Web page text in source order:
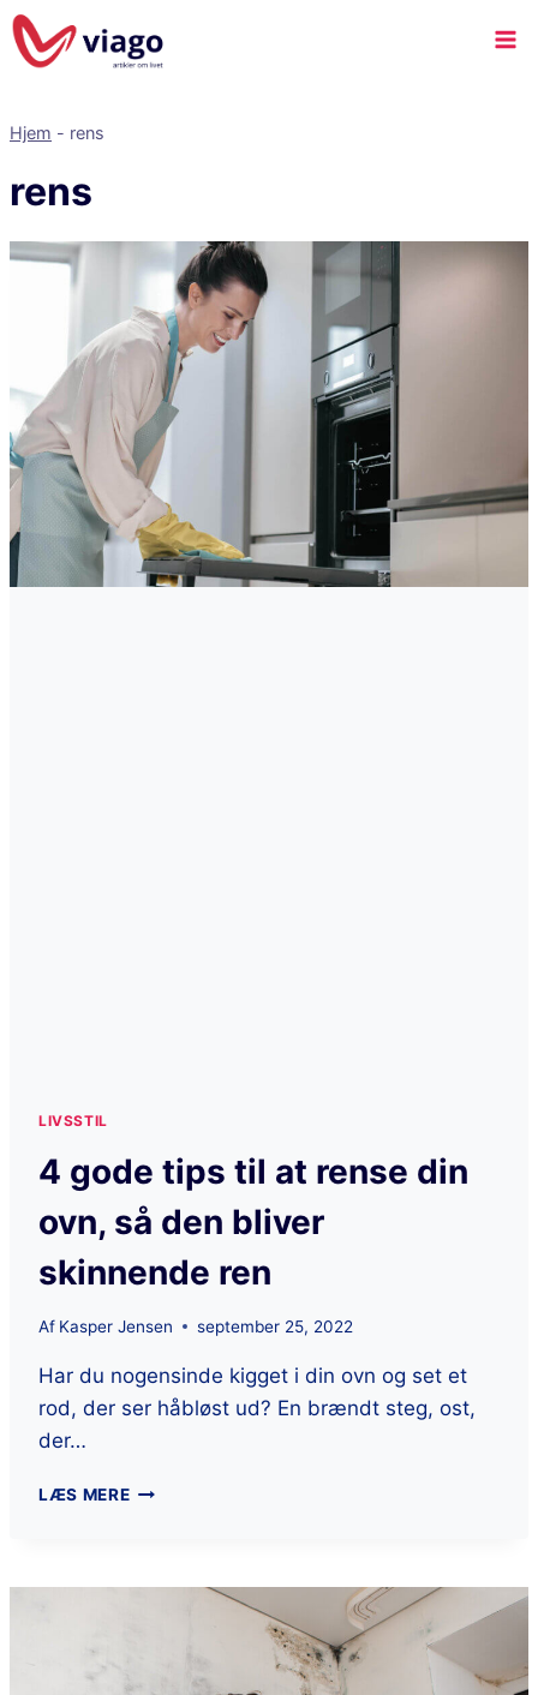
Hjem - rens
rens
LIVSSTIL
4 gode tips til at rense din
ovn, så den bliver
skinnende ren
Af Kasper Jensen september 25, 2022
Har du nogensinde kigget i din ovn og set et
rod, der ser håbløst ud? En brændt steg, ost,
der…
LÆS MERE